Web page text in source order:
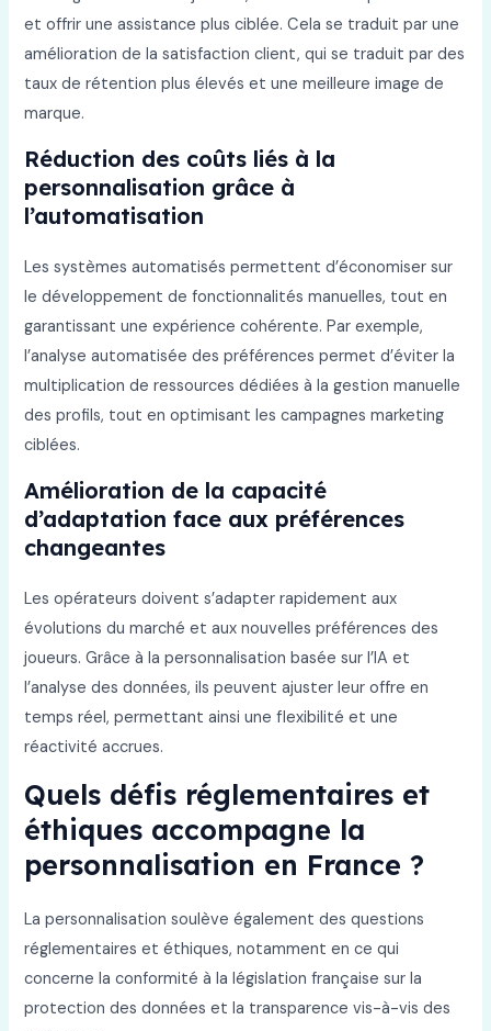
et offrir une assistance plus ciblée. Cela se traduit par une
amélioration de la satisfaction client, qui se traduit par des
taux de rétention plus élevés et une meilleure image de
marque.
Réduction des coûts liés à la
personnalisation grâce à
l’automatisation
Les systèmes automatisés permettent d’économiser sur
le développement de fonctionnalités manuelles, tout en
garantissant une expérience cohérente. Par exemple,
l’analyse automatisée des préférences permet d’éviter la
multiplication de ressources dédiées à la gestion manuelle
des profils, tout en optimisant les campagnes marketing
ciblées.
Amélioration de la capacité
d’adaptation face aux préférences
changeantes
Les opérateurs doivent s’adapter rapidement aux
évolutions du marché et aux nouvelles préférences des
joueurs. Grâce à la personnalisation basée sur l’IA et
l’analyse des données, ils peuvent ajuster leur offre en
temps réel, permettant ainsi une flexibilité et une
réactivité accrues.
Quels défis réglementaires et
éthiques accompagne la
personnalisation en France ?
La personnalisation soulève également des questions
réglementaires et éthiques, notamment en ce qui
concerne la conformité à la législation française sur la
protection des données et la transparence vis-à-vis des